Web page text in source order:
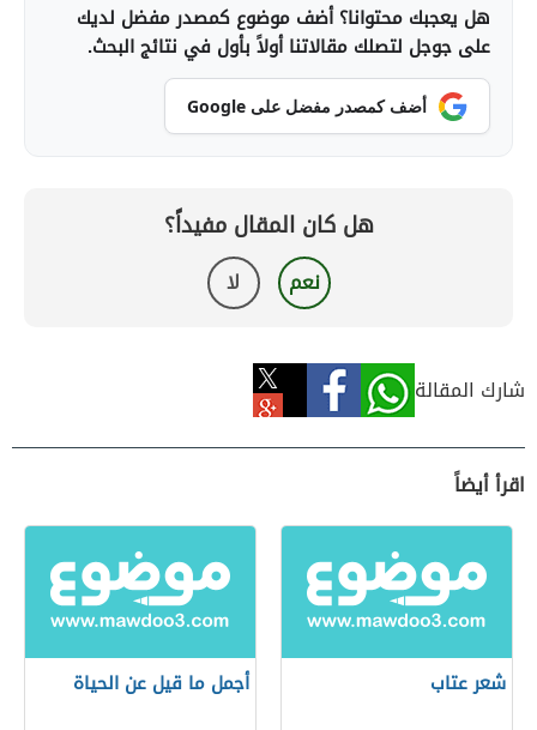
هل يعجبك محتوانا؟ أضف موضوع كمصدر مفضل لديك
على جوجل لتصلك مقالاتنا أولاً بأول في نتائج البحث.
أضف كمصدر مفضل على Google
هل كان المقال مفيداً؟
نعم لا
شارك المقالة
اقرأ أيضاً
شعر عتاب أجمل ما قيل عن الحياة